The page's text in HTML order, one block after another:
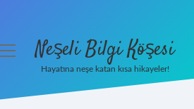
Neşeli Bilgi Köşesi
Hayatına neşe katan kısa hikayeler!